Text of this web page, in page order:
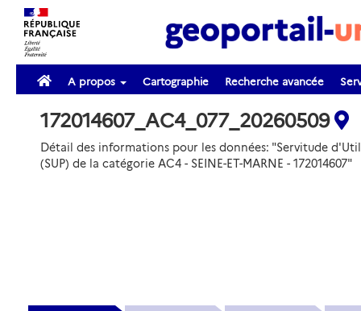
A propos Cartographie Recherche avancée
172014607_AC4_077_20260509
Détail des informations pour les données: "Servitude
(SUP) de la catégorie AC4 - SEINE-ET-MARNE - 172014607"